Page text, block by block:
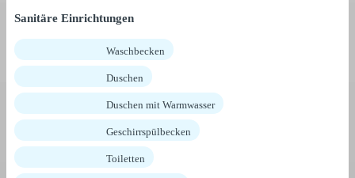
Sanitäre Einrichtungen
Waschbecken
Duschen
Duschen mit Warmwasser
Geschirrspülbecken
Toiletten